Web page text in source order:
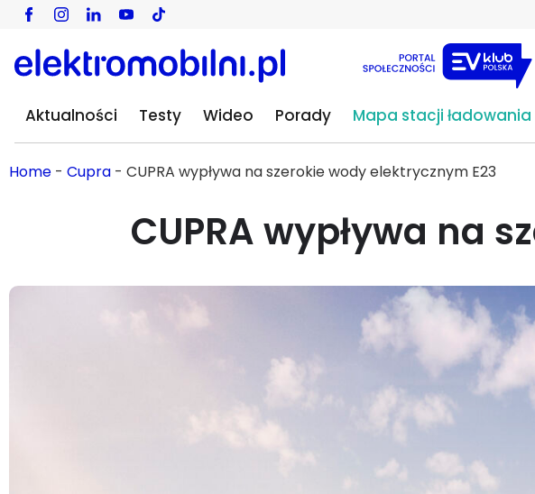
Aktualności Testy Wideo Porady Mapa stacji ładowania
Home - Cupra - CUPRA wypływa na szerokie wody elektrycznym E23
CUPRA wypływa na